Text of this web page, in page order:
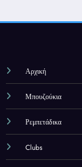
Αρχική
Μπουζούκια
Ρεμπετάδικα
Clubs